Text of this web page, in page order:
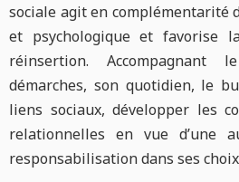
sociale agit en complémentarité
et psychologique et favorise
réinsertion.
démarches, son quotidien, le
liens sociaux, développer les
relationnelles en vue d’une
responsabilisation dans ses